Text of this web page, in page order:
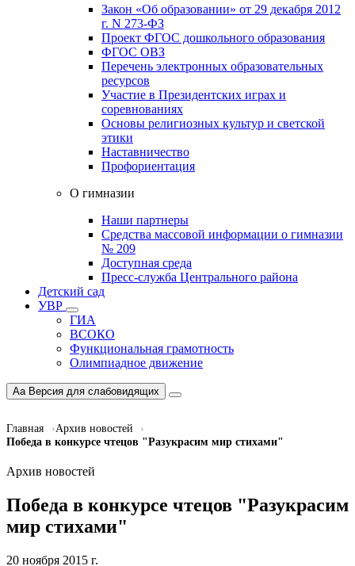
Закон «Об образовании» от 29 декабря 2012
г. N 273-ФЗ
Проект ФГОС дошкольного образования
ФГОС ОВЗ
Перечень электронных образовательных
ресурсов
Участие в Президентских играх и
соревнованиях
Основы религиозных культур и светской
этики
Наставничество
Профориентация
О гимназии
Наши партнеры
Средства массовой информации о гимназии
№ 209
Доступная среда
Пресс-служба Центрального района
Детский сад
УВР
ГИА
ВСОКО
Функциональная грамотность
Олимпиадное движение
Aa Версия для слабовидящих
Главная
Архив новостей
Победа в конкурсе чтецов "Разукрасим мир стихами"
Архив новостей
Победа в конкурсе чтецов "Разукрасим
мир стихами"
20 ноября 2015 г.